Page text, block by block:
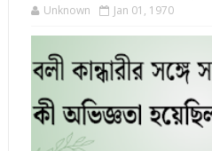
Unknown Jan 01, 1970